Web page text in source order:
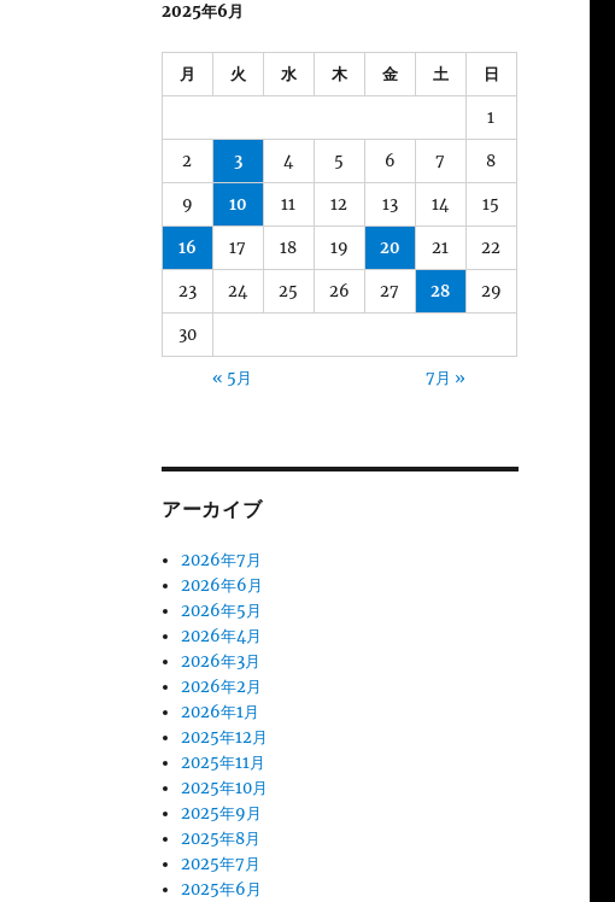
2025年6月
月 火 水 木 金 土 日
1
2 3 4 5 6 7 8
9 10 11 12 13 14 15
16 17 18 19 20 21 22
23 24 25 26 27 28 29
30
« 5月 7月 »
アーカイブ
2026年7月
2026年6月
2026年5月
2026年4月
2026年3月
2026年2月
2026年1月
2025年12月
2025年11月
2025年10月
2025年9月
2025年8月
2025年7月
2025年6月